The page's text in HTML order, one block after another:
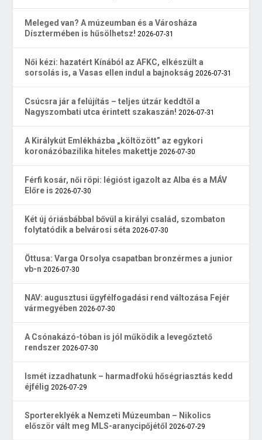
Meleged van? A múzeumban és a Városháza
Dísztermében is hűsölhetsz! 2026-07-31
Női kézi: hazatért Kínából az AFKC, elkészült a
sorsolás is, a Vasas ellen indul a bajnokság 2026-07-31
Csúcsra jár a felújítás – teljes útzár keddtől a
Nagyszombati utca érintett szakaszán! 2026-07-31
A Királykút Emlékházba „költözött” az egykori
koronázóbazilika hiteles makettje 2026-07-30
Férfi kosár, női röpi: légióst igazolt az Alba és a MÁV
Előre is 2026-07-30
Két új óriásbábbal bővül a királyi család, szombaton
folytatódik a belvárosi séta 2026-07-30
Öttusa: Varga Orsolya csapatban bronzérmes a junior
vb-n 2026-07-30
NAV: augusztusi ügyfélfogadási rend változása Fejér
vármegyében 2026-07-30
A Csónakázó-tóban is jól működik a levegőztető
rendszer 2026-07-30
Ismét izzadhatunk – harmadfokú hőségriasztás kedd
éjfélig 2026-07-29
Sportereklyék a Nemzeti Múzeumban – Nikolics
először vált meg MLS-aranycipőjétől 2026-07-29